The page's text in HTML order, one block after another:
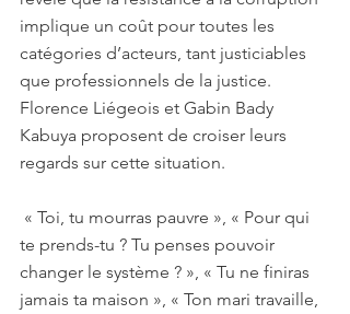
implique un coût pour toutes les
catégories d’acteurs, tant justiciables
que professionnels de la justice.
Florence Liégeois et Gabin Bady
Kabuya proposent de croiser leurs
regards sur cette situation.
« Toi, tu mourras pauvre », « Pour qui
te prends-tu ? Tu penses pouvoir
changer le système ? », « Tu ne finiras
jamais ta maison », « Ton mari travaille,